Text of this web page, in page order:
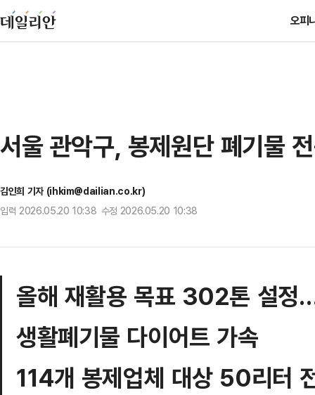
오피
서울 관악구, 봉제원단 폐기물
김인희 기자 (ihkim@dailian.co.kr)
입력 2026.05.20 10:38 수정 2026.05.20 10:38
올해 재활용 목표 302톤 설정
생활폐기물 다이어트 가속
114개 봉제업체 대상 50리터